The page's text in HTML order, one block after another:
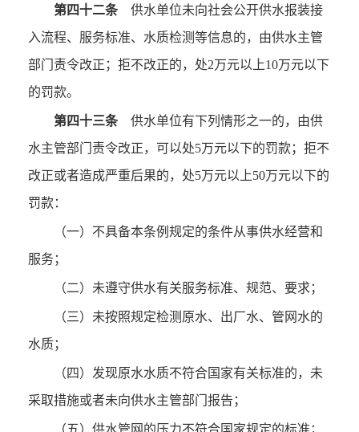
第四十二条供水单位未向社会公开供水报装接
入流程、服务标准、水质检测等信息的，由供水主管
部门责令改正；拒不改正的，处2万元以上10万元以下
的罚款。
第四十三条供水单位有下列情形之一的，由供
水主管部门责令改正，可以处5万元以下的罚款；拒不
改正或者造成严重后果的，处5万元以上50万元以下的
罚款：
（一）不具备本条例规定的条件从事供水经营和
服务；
（二）未遵守供水有关服务标准、规范、要求；
（三）未按照规定检测原水、出厂水、管网水的
水质；
（四）发现原水水质不符合国家有关标准的，未
采取措施或者未向供水主管部门报告；
（五）供水管网的压力不符合国家规定的标准；